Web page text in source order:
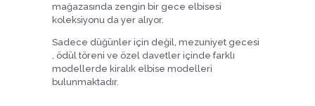
mağazasında zengin bir gece elbisesi
koleksiyonu da yer alıyor.
Sadece düğünler için değil, mezuniyet gecesi
, ödül töreni ve özel davetler içinde farklı
modellerde kiralık elbise modelleri
bulunmaktadır.